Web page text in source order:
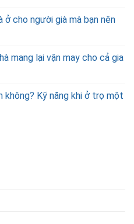
ở cho người già mà bạn nên
mang lại vận may cho cả gia
không? Kỹ năng khi ở trọ một